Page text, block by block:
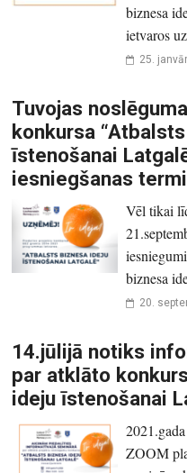
biznesa
ietvaros
25.
Tuvojas
konkursa
īstenošanai
iesniegšanas
Vēl tikai
biznesa
20.
14.jūlijā notiks
par atklāto
ideju īstenošanai
ZOOM